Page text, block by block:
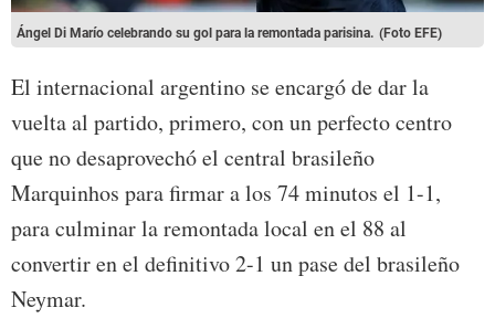
Ángel Di Marío celebrando su gol para la remontada parisina. (Foto EFE)
El internacional argentino se encargó de dar la
vuelta al partido, primero, con un perfecto centro
que no desaprovechó el central brasileño
Marquinhos para firmar a los 74 minutos el 1-1,
para culminar la remontada local en el 88 al
convertir en el definitivo 2-1 un pase del brasileño
Neymar.